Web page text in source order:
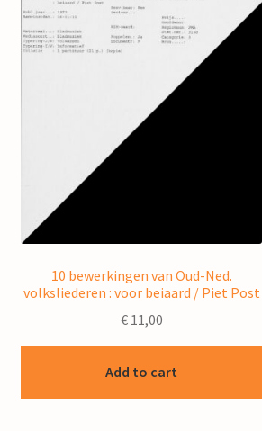
10 bewerkingen van Oud-Ned.
volksliederen : voor beiaard / Piet Post
€11,00
Add to cart